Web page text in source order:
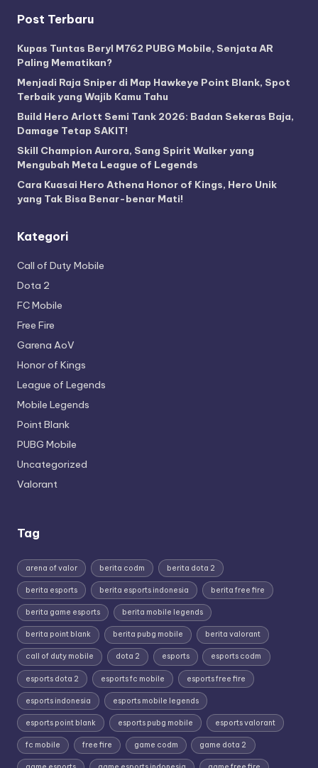
Post Terbaru
Kupas Tuntas Beryl M762 PUBG Mobile, Senjata AR
Paling Mematikan?
Menjadi Raja Sniper di Map Hawkeye Point Blank, Spot
Terbaik yang Wajib Kamu Tahu
Build Hero Arlott Semi Tank 2026: Badan Sekeras Baja,
Damage Tetap SAKIT!
Skill Champion Aurora, Sang Spirit Walker yang
Mengubah Meta League of Legends
Cara Kuasai Hero Athena Honor of Kings, Hero Unik
yang Tak Bisa Benar-benar Mati!
Kategori
Call of Duty Mobile
Dota 2
FC Mobile
Free Fire
Garena AoV
Honor of Kings
League of Legends
Mobile Legends
Point Blank
PUBG Mobile
Uncategorized
Valorant
Tag
arena of valor berita codm berita dota 2
berita esports berita esports indonesia berita free fire
berita game esports berita mobile legends
berita point blank berita pubg mobile berita valorant
call of duty mobile dota 2 esports esports codm
esports dota 2 esports fc mobile esports free fire
esports indonesia esports mobile legends
esports point blank esports pubg mobile esports valorant
fc mobile free fire game codm game dota 2